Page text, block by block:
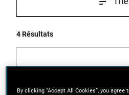
4 Résultats
By clicking “Accept All Cookies”, you